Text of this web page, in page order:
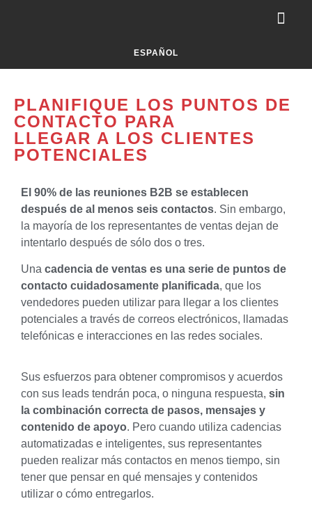
ESPAÑOL
PLANIFIQUE LOS PUNTOS DE
CONTACTO PARA
LLEGAR A LOS CLIENTES
POTENCIALES
El 90% de las reuniones B2B se establecen
después de al menos seis contactos. Sin embargo,
la mayoría de los representantes de ventas dejan de
intentarlo después de sólo dos o tres.
Una cadencia de ventas es una serie de puntos de
contacto cuidadosamente planificada, que los
vendedores pueden utilizar para llegar a los clientes
potenciales a través de correos electrónicos, llamadas
telefónicas e interacciones en las redes sociales.
Sus esfuerzos para obtener compromisos y acuerdos
con sus leads tendrán poca, o ninguna respuesta, sin
la combinación correcta de pasos, mensajes y
contenido de apoyo. Pero cuando utiliza cadencias
automatizadas e inteligentes, sus representantes
pueden realizar más contactos en menos tiempo, sin
tener que pensar en qué mensajes y contenidos
utilizar o cómo entregarlos.